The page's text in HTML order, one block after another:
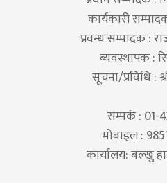
कार्यकारी
प्रवन्ध सम्पादक :
ब्यवस्थापक :
सूचना/प्रविधि :
सम्पर्क : 01-
मोबाइल :
कार्यालय: बल्खु